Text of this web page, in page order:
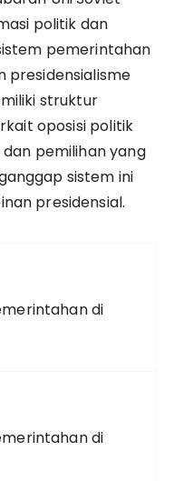
politik dan
pemerintahan
presidensialisme
struktur
oposisi politik
pemilihan yang
sistem ini
presidensial.
di
di